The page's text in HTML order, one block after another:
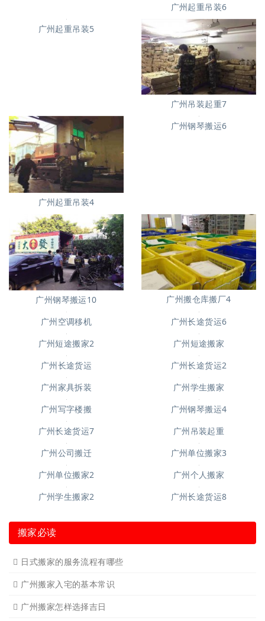
广州起重吊装6
广州吊装起重7
广州起重吊装4
广州钢琴搬运6
广州钢琴搬运10
广州搬仓库搬厂4
广州空调移机
广州长途货运6
广州短途搬家2
广州短途搬家
广州长途货运
广州家具拆装